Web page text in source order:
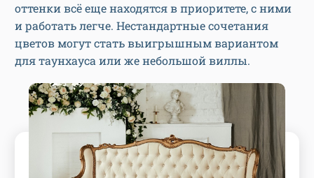
оттенки всё еще находятся в приоритете, с ними
и работать легче. Нестандартные сочетания
цветов могут стать выигрышным вариантом
для таунхауса или же небольшой виллы.